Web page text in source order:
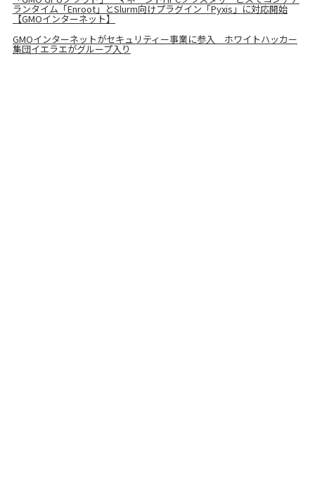
ランタイム「Enroot」とSlurm向けプラグイン「Pyxis」に対応開始
【GMOインターネット】
GMOインターネットがセキュリティー事業に参入 ホワイトハッカー
集団イエラエがグループ入り